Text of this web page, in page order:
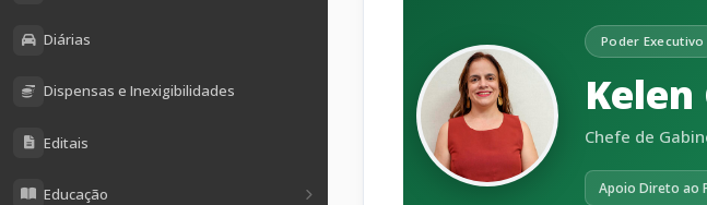
Diárias
Dispensas e Inexigibilidades
Editais
Educação
Poder Executivo
Chefe de
Apoio Direto ao